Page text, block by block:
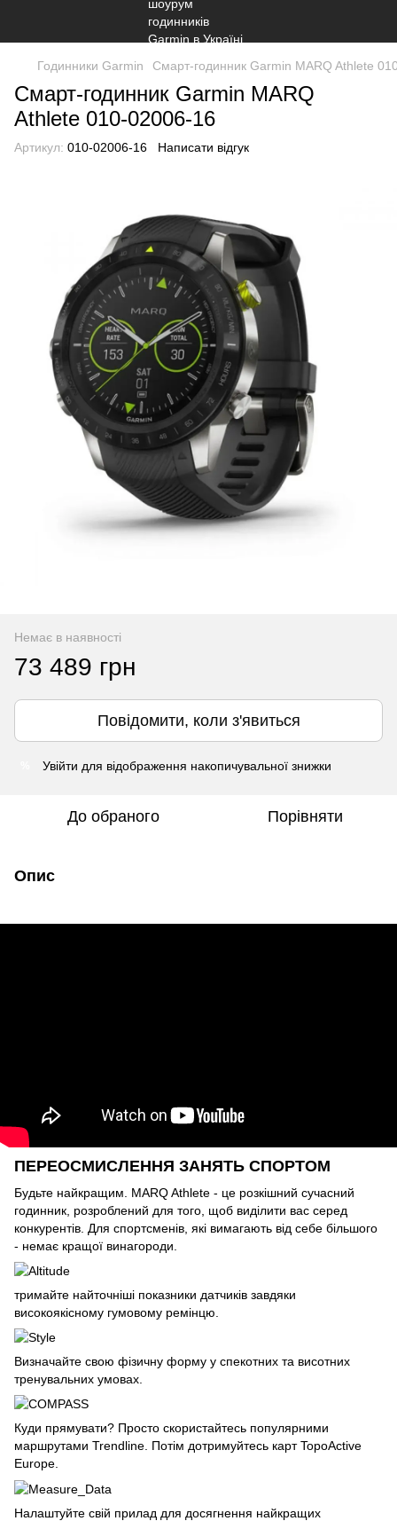
Годинники Garmin Смарт-годинник Garmin MARQ Athlete
Смарт-годинник Garmin MARQ
Athlete 010-02006-16
Артикул: 010-02006-16 Написати відгук
Немає в наявності
73 489 грн
Повідомити, коли з'явиться
Увійти для відображення накопичувальної знижки
До обраного Порівняти
Опис
ПЕРЕОСМИСЛЕННЯ ЗАНЯТЬ СПОРТОМ
Будьте найкращим. MARQ Athlete - це розкішний сучасний
годинник, розроблений для того, щоб виділити вас серед
конкурентів. Для спортсменів, які вимагають від себе більшого
- немає кращої винагороди.
тримайте найточніші показники датчиків завдяки
високоякісному гумовому ремінцю.
Визначайте свою фізичну форму у спекотних та висотних
тренувальних умовах.
Куди прямувати? Просто скористайтесь популярними
маршрутами Trendline. Потім дотримуйтесь карт TopoActive
Europe.
Налаштуйте свій прилад для досягнення найкращих